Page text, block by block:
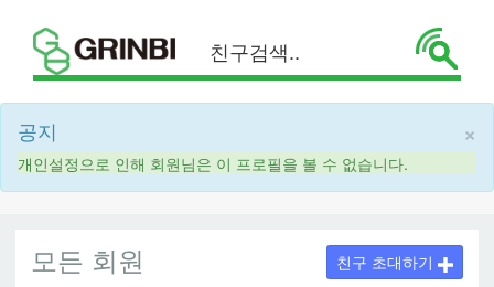
×
공지
개인설정으로 인해 회원님은 이 프로필을 볼 수 없습니다.
모든 회원 친구 초대하기